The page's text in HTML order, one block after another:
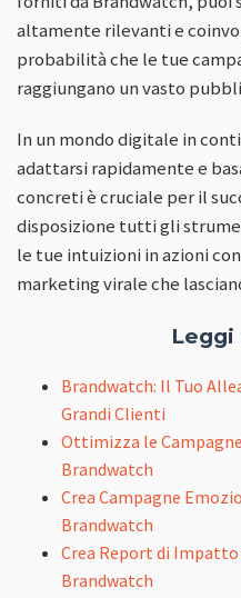
altamente rilevanti e
probabilità che le tue
raggiungano un vasto
In un mondo digitale in
adattarsi rapidamente e
concreti è cruciale per il
disposizione tutti gli
le tue intuizioni in azioni
marketing virale che
Leggi
Brandwatch: Il Tuo
Grandi Clienti
Ottimizza le
Brandwatch
Crea Campagne
Brandwatch
Crea Report di
Brandwatch